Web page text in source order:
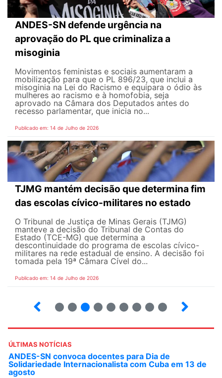
ANDES-SN defende urgência na
aprovação do PL que criminaliza a
misoginia
Movimentos feministas e sociais aumentaram a
mobilização para que o PL 896/23, que inclui a
misoginia na Lei do Racismo e equipara o ódio às
mulheres ao racismo e à homofobia, seja
aprovado na Câmara dos Deputados antes do
recesso parlamentar, que inicia no...
Publicado em: 14 de Julho de 2026
TJMG mantém decisão que determina fim
das escolas cívico-militares no estado
O Tribunal de Justiça de Minas Gerais (TJMG)
manteve a decisão do Tribunal de Contas do
Estado (TCE-MG) que determina a
descontinuidade do programa de escolas cívico-
militares na rede estadual de ensino. A decisão foi
tomada pela 19ª Câmara Cível do...
Publicado em: 14 de Julho de 2026
ÚLTIMAS NOTÍCIAS
ANDES-SN convoca docentes para Dia de
Solidariedade Internacionalista com Cuba em 13 de
agosto